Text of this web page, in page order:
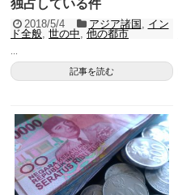
独占している件
2018/5/4 アジア諸国
イン
ド全般 世の中 他の都市
記事を読む